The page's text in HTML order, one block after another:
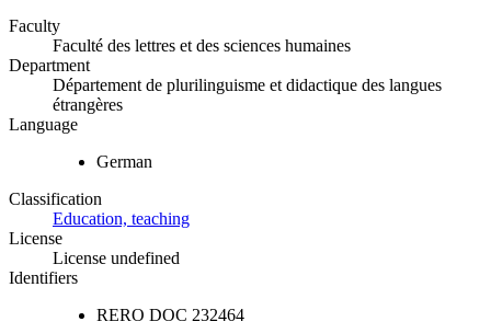
Faculty
Faculté des lettres et des sciences humaines
Department
Département de plurilinguisme et didactique des langues
étrangères
Language
German
Classification
Education, teaching
License
License undefined
Identifiers
RERO DOC 232464